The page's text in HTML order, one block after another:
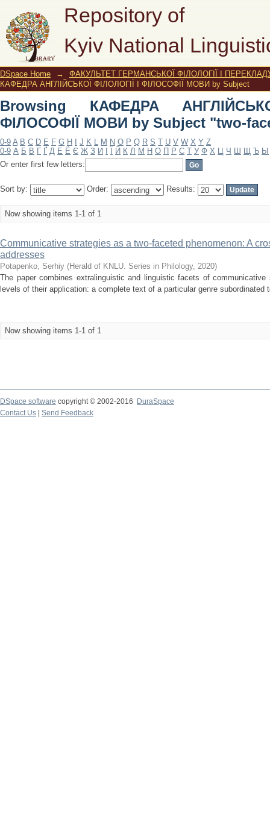
Repository of
Kyiv National
Browsing КАФЕДРА АНГЛІЙСЬКОЇ
"two-faceted method"
DSpace Home →
ФАКУЛЬТЕТ ГЕРМАНСЬКОЇ ФІЛОЛОГІЇ І
КАФЕДРА АНГЛІЙСЬКОЇ ФІЛОЛОГІЇ І ФІЛОСОФІЇ МОВИ by Subject
Browsing КАФЕДРА
ФІЛОСОФІЇ МОВИ by Subject "two-
0-9 A B C D E F G H J K L M N O P Q R S T U V W X Y Z
0-9 А Б В Г Ґ Д Е Ё Є Ж З И Й К Л М Н О П Р С Т У Ф Х Ц Ч Ш Щ Ъ Ы
Or enter first few letters:
Sort by: Order: Results:
Now showing items 1-1 of 1
Communicative strategies as a two-faceted phenomenon: A
addresses
Potapenko, Serhiy (Herald of KNLU. Series in Philology, 2020)
The paper combines extralinguistic and linguistic facets of
levels of their application: a complete text of a particular genre subordinated
Now showing items 1-1 of 1
DSpace software copyright © 2002-2016
DuraSpace
Contact Us
Send Feedback